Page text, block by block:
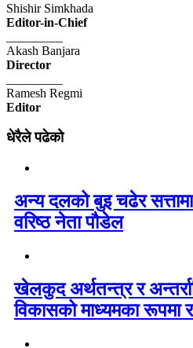
Shishir Simkhada
Editor-in-Chief
Akash Banjara
Director
Ramesh Regmi
Editor
धेरैले पढेको
अन्य दलको बुइ चढेर
वरिष्ठ नेता पौडेल
खेलकुद अर्थतन्त्र र
विकासको माध्यमका रूपमा